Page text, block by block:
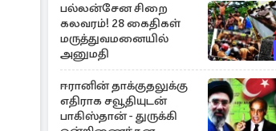
பல்லன்சேன சிறை
கலவரம்! 28 கைதிகள்
மருத்துவமனையில்
அனுமதி
ஈரானின் தாக்குதலுக்கு
எதிராக சவூதியுடன்
பாகிஸ்தான் - துருக்கி